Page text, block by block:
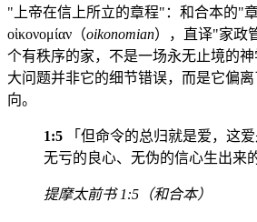
"上帝在信上所立的章程"：和合本的"
οἰκονομίαν（oikonomian），直译"家政
个有秩序的家，不是一场永无止境的
大问题并非它的细节错误，而是它偏
向。
1:5 「但命令的总归就是爱，这
无亏的良心、无伪的信心生出来
提摩太前书 1:5（和合本）